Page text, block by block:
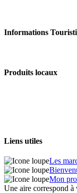
Informations
Produits locaux
Liens utiles
Les
Mon
Une aire correspond à